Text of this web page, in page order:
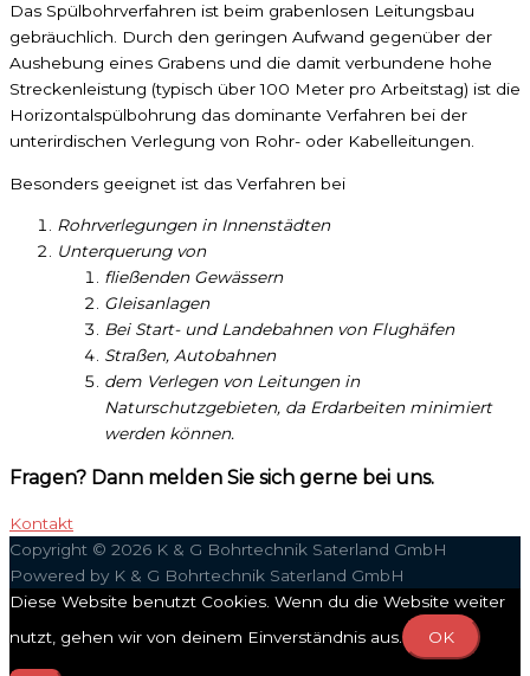
Das Spülbohrverfahren ist beim grabenlosen Leitungsbau
gebräuchlich. Durch den geringen Aufwand gegenüber der
Aushebung eines Grabens und die damit verbundene hohe
Streckenleistung (typisch über 100 Meter pro Arbeitstag) ist die
Horizontalspülbohrung das dominante Verfahren bei der
unterirdischen Verlegung von Rohr- oder Kabelleitungen.
Besonders geeignet ist das Verfahren bei
Rohrverlegungen in Innenstädten
Unterquerung von
fließenden Gewässern
Gleisanlagen
Bei Start- und Landebahnen von Flughäfen
Straßen, Autobahnen
dem Verlegen von Leitungen in
Naturschutzgebieten, da Erdarbeiten minimiert
werden können.
Fragen? Dann melden Sie sich gerne bei uns.
Kontakt
Copyright © 2026 K & G Bohrtechnik Saterland GmbH
Powered by K & G Bohrtechnik Saterland GmbH
Diese Website benutzt Cookies. Wenn du die Website weiter
nutzt, gehen wir von deinem Einverständnis aus.
OK